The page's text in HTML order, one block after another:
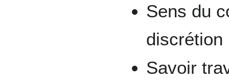
Sens du
discrétion
Savoir